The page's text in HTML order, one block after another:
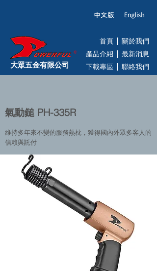
大眾五金有限公司
首頁
關於我們
產品介紹
最新消息
下載專區
聯絡我們
氣動鎚 PH-335R
維持多年來不變的服務熱枕，獲得國內外眾多客人的
信賴與託付